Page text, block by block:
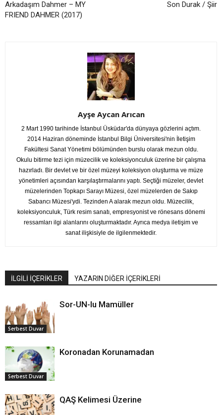
Arkadaşım Dahmer – MY
FRIEND DAHMER (2017)
Son Durak / Şiir
Ayşe Aycan Arıcan
2 Mart 1990 tarihinde İstanbul Üsküdar'da dünyaya gözlerini açtım.
2014 Haziran döneminde İstanbul Bilgi Üniversitesi'nin İletişim
Fakültesi Sanat Yönetimi bölümünden burslu olarak mezun oldu.
Okulu bitirme tezi için müzecilik ve koleksiyonculuk üzerine bir çalışma
hazırladı. Bir devlet ve bir özel müzeyi koleksiyon oluşturma ve müze
yönetimleri açısından karşılaştırmalarını yaptı. Seçtiği müzeler, devlet
müzelerinden Topkapı Sarayı Müzesi, özel müzelerden de Sakıp
Sabancı Müzesi'ydi. Tezinden A alarak mezun oldu. Müzecilik,
koleksiyonculuk, Türk resim sanatı, empresyonist ve rönesans dönemi
ressamları ilgi alanlarını oluşturmaktadır. Ayrıca medya iletişim ve
sanat ilişkisiyle de ilgilenmektedir.
İLGİLİ İÇERİKLER YAZARIN DİĞER İÇERİKLERİ
Serbest Duvar
Sor-UN-lu Mamüller
Serbest Duvar
Koronadan Korunamadan
QAŞ Kelimesi Üzerine